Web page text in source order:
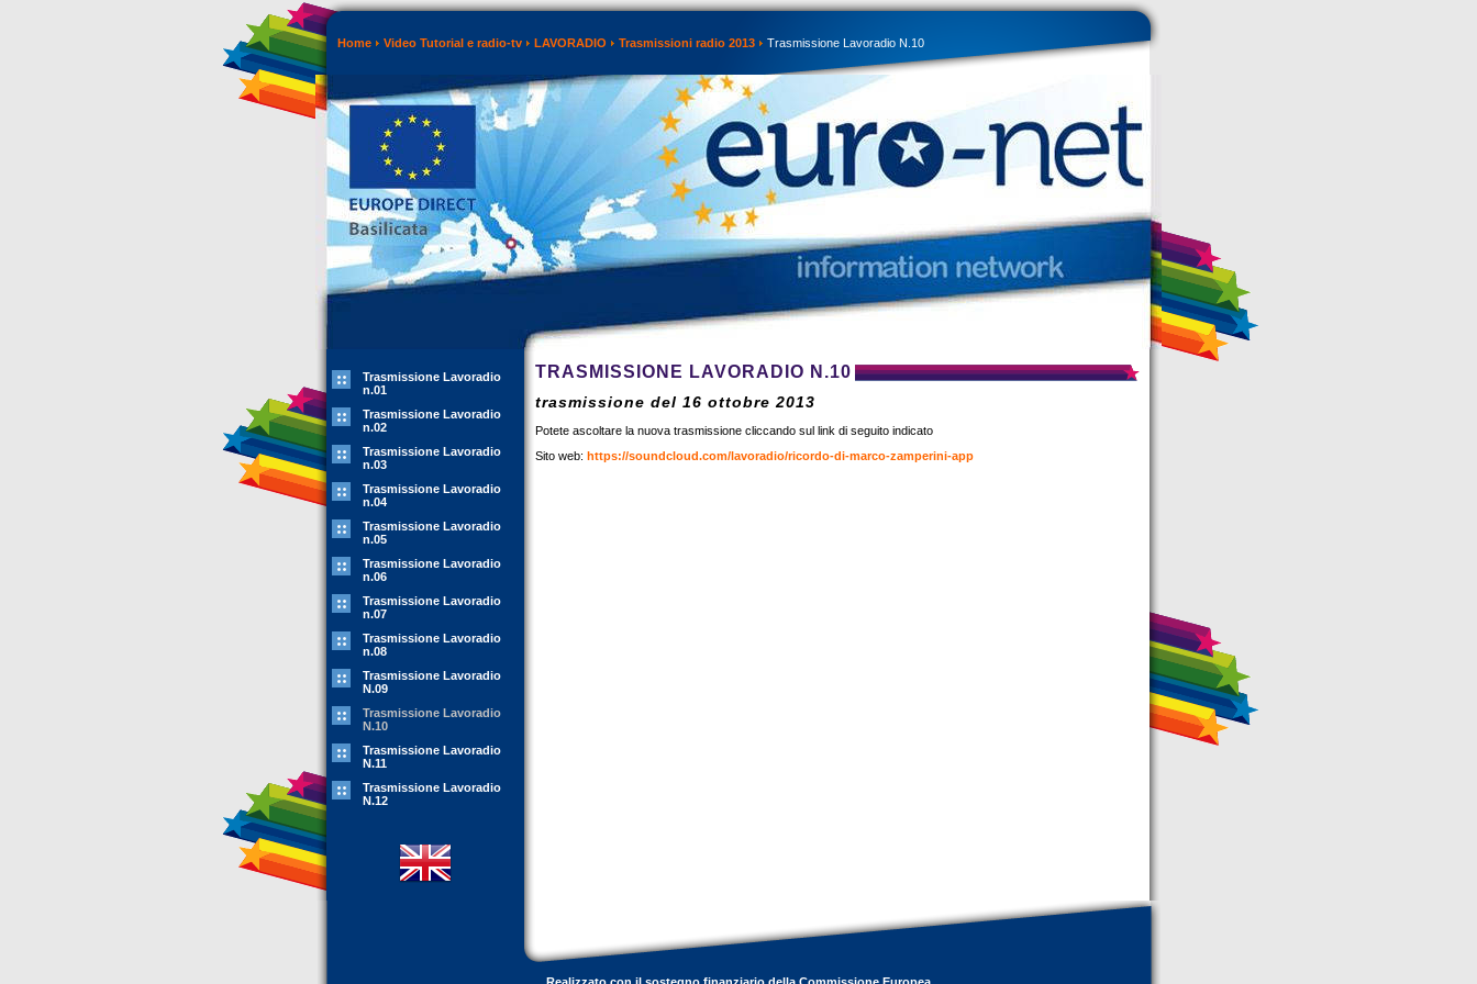
Home Video Tutorial e radio-tv LAVORADIO Trasmissioni radio 2013 Trasmissione Lavoradio N.10
Trasmissione Lavoradio
n.01
Trasmissione Lavoradio
n.02
Trasmissione Lavoradio
n.03
Trasmissione Lavoradio
n.04
Trasmissione Lavoradio
n.05
Trasmissione Lavoradio
n.06
Trasmissione Lavoradio
n.07
Trasmissione Lavoradio
n.08
Trasmissione Lavoradio
N.09
Trasmissione Lavoradio
N.10
Trasmissione Lavoradio
N.11
Trasmissione Lavoradio
N.12
TRASMISSIONE LAVORADIO N.10
trasmissione del 16 ottobre 2013
Potete ascoltare la nuova trasmissione cliccando sul link di seguito indicato
Sito web: https://soundcloud.com/lavoradio/ricordo-di-marco-zamperini-app